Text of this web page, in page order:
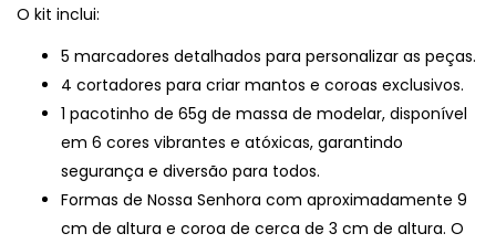
O kit inclui:
5 marcadores detalhados para personalizar as peças.
4 cortadores para criar mantos e coroas exclusivos.
1 pacotinho de 65g de massa de modelar, disponível
em 6 cores vibrantes e atóxicas, garantindo
segurança e diversão para todos.
Formas de Nossa Senhora com aproximadamente 9
cm de altura e coroa de cerca de 3 cm de altura. O